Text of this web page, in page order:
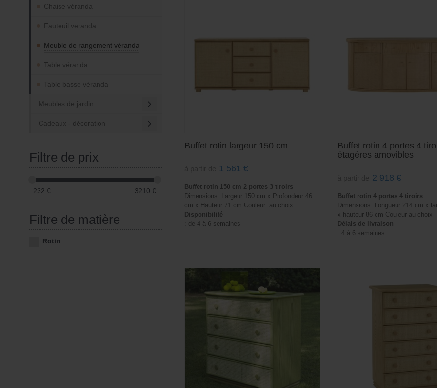
Buffet rotin largeur 150 cm
1 561 €
Buffet rotin 150 cm 2 portes 3 tiroirs
Dimensions: Largeur 150 cm x Profondeur 46
cm x Hauteur 71 cm Couleur: au choix
Disponibilité
: de 4 à 6 semaines
Buffet rotin 4 portes 4
étagères amovibles
2 918 €
Buffet rotin 4 portes 4 tiroirs
Dimensions: Longueur 214 cm x
x hauteur 86 cm Couleur au choix
Délais de livraison
: 4 à 6 semaines
Chaise véranda
Fauteuil veranda
Meuble de rangement véranda
Table véranda
Table basse véranda
Meubles de jardin
Cadeaux - décoration
Filtre de prix
232 € 3210 €
Filtre de matière
Rotin